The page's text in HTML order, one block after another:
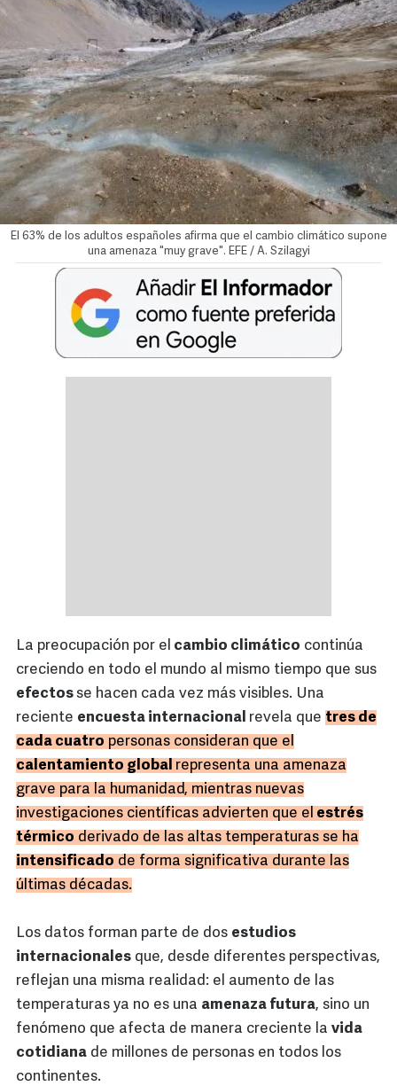
El 63% de los adultos españoles afirma que el cambio climático supone
una amenaza "muy grave". EFE / A. Szilagyi
La preocupación por el cambio climático continúa
creciendo en todo el mundo al mismo tiempo que sus
efectosse hacen cada vez más visibles. Una
reciente encuesta internacional revela que tres de
cada cuatro personas consideran que el
calentamiento global representa una amenaza
grave para la humanidad, mientras nuevas
investigaciones científicas advierten que el estrés
térmico derivado de las altas temperaturas se ha
intensificado de forma significativa durante las
últimas décadas.
Los datos forman parte de dos estudios
internacionales que, desde diferentes perspectivas,
reflejan una misma realidad: el aumento de las
temperaturas ya no es una amenaza futura, sino un
fenómeno que afecta de manera creciente la vida
cotidiana de millones de personas en todos los
continentes.